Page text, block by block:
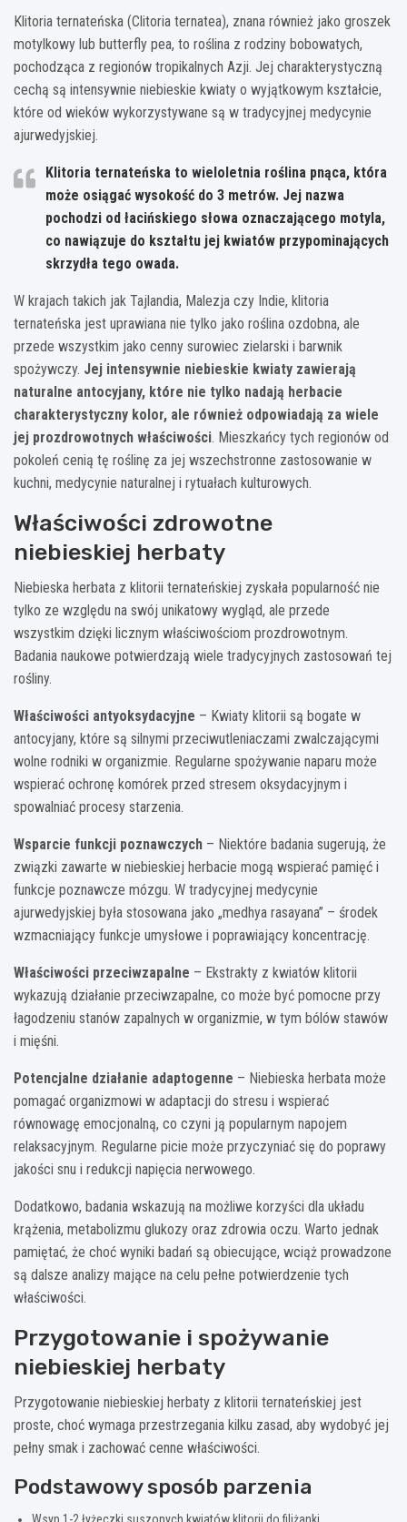
Klitoria ternateńska (Clitoria ternatea), znana również jako groszek
motylkowy lub butterfly pea, to roślina z rodziny bobowatych,
pochodząca z regionów tropikalnych Azji. Jej charakterystyczną
cechą są intensywnie niebieskie kwiaty o wyjątkowym kształcie,
które od wieków wykorzystywane są w tradycyjnej medycynie
ajurwedyjskiej.
Klitoria ternateńska to wieloletnia roślina pnąca, która
może osiągać wysokość do 3 metrów. Jej nazwa
pochodzi od łacińskiego słowa oznaczającego motyla,
co nawiązuje do kształtu jej kwiatów przypominających
skrzydła tego owada.
W krajach takich jak Tajlandia, Malezja czy Indie, klitoria
ternateńska jest uprawiana nie tylko jako roślina ozdobna, ale
przede wszystkim jako cenny surowiec zielarski i barwnik
spożywczy. Jej intensywnie niebieskie kwiaty zawierają
naturalne antocyjany, które nie tylko nadają herbacie
charakterystyczny kolor, ale również odpowiadają za wiele
jej prozdrowotnych właściwości. Mieszkańcy tych regionów od
pokoleń cenią tę roślinę za jej wszechstronne zastosowanie w
kuchni, medycynie naturalnej i rytuałach kulturowych.
Właściwości zdrowotne
niebieskiej herbaty
Niebieska herbata z klitorii ternateńskiej zyskała popularność nie
tylko ze względu na swój unikatowy wygląd, ale przede
wszystkim dzięki licznym właściwościom prozdrowotnym.
Badania naukowe potwierdzają wiele tradycyjnych zastosowań tej
rośliny.
Właściwości antyoksydacyjne – Kwiaty klitorii są bogate w
antocyjany, które są silnymi przeciwutleniaczami zwalczającymi
wolne rodniki w organizmie. Regularne spożywanie naparu może
wspierać ochronę komórek przed stresem oksydacyjnym i
spowalniać procesy starzenia.
Wsparcie funkcji poznawczych – Niektóre badania sugerują, że
związki zawarte w niebieskiej herbacie mogą wspierać pamięć i
funkcje poznawcze mózgu. W tradycyjnej medycynie
ajurwedyjskiej była stosowana jako „medhya rasayana” – środek
wzmacniający funkcje umysłowe i poprawiający koncentrację.
Właściwości przeciwzapalne – Ekstrakty z kwiatów klitorii
wykazują działanie przeciwzapalne, co może być pomocne przy
łagodzeniu stanów zapalnych w organizmie, w tym bólów stawów
i mięśni.
Potencjalne działanie adaptogenne – Niebieska herbata może
pomagać organizmowi w adaptacji do stresu i wspierać
równowagę emocjonalną, co czyni ją popularnym napojem
relaksacyjnym. Regularne picie może przyczyniać się do poprawy
jakości snu i redukcji napięcia nerwowego.
Dodatkowo, badania wskazują na możliwe korzyści dla układu
krążenia, metabolizmu glukozy oraz zdrowia oczu. Warto jednak
pamiętać, że choć wyniki badań są obiecujące, wciąż prowadzone
są dalsze analizy mające na celu pełne potwierdzenie tych
właściwości.
Przygotowanie i spożywanie
niebieskiej herbaty
Przygotowanie niebieskiej herbaty z klitorii ternateńskiej jest
proste, choć wymaga przestrzegania kilku zasad, aby wydobyć jej
pełny smak i zachować cenne właściwości.
Podstawowy sposób parzenia